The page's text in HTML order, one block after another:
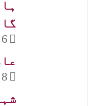
گا
6 اپریل, 2026
8 جولائی, 2026